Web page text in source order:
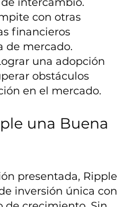
con otras
financieros
de mercado.
una adopción
obstáculos
en el mercado.
una Buena
presentada, Ripple
inversión única con